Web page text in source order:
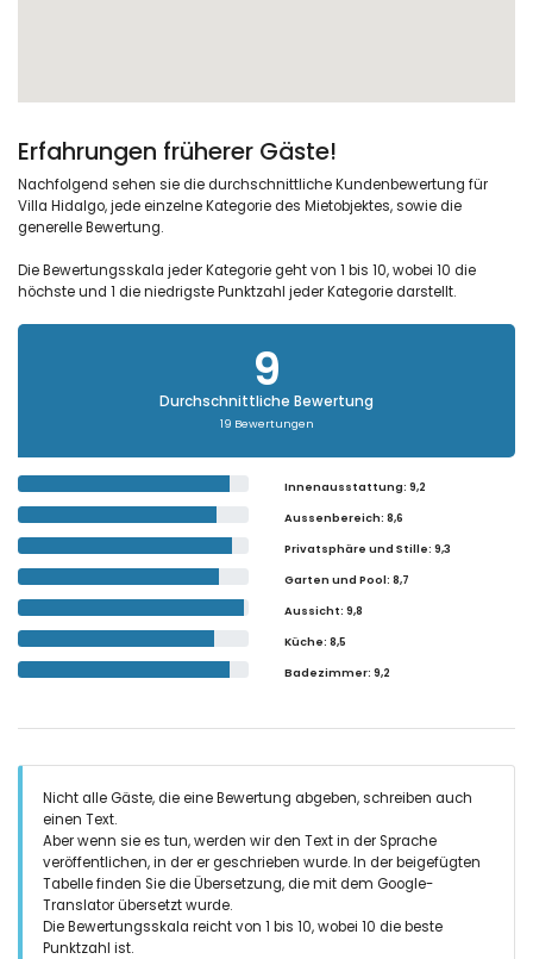
Erfahrungen früherer Gäste!
Nachfolgend sehen sie die durchschnittliche Kundenbewertung für
Villa Hidalgo, jede einzelne Kategorie des Mietobjektes, sowie die
generelle Bewertung.
Die Bewertungsskala jeder Kategorie geht von 1 bis 10, wobei 10 die
höchste und 1 die niedrigste Punktzahl jeder Kategorie darstellt.
9
Durchschnittliche Bewertung
19 Bewertungen
Innenausstattung: 9,2
Aussenbereich: 8,6
Privatsphäre und Stille: 9,3
Garten und Pool: 8,7
Aussicht: 9,8
Küche: 8,5
Badezimmer: 9,2
Nicht alle Gäste, die eine Bewertung abgeben, schreiben auch
einen Text.
Aber wenn sie es tun, werden wir den Text in der Sprache
veröffentlichen, in der er geschrieben wurde. In der beigefügten
Tabelle finden Sie die Übersetzung, die mit dem Google-
Translator übersetzt wurde.
Die Bewertungsskala reicht von 1 bis 10, wobei 10 die beste
Punktzahl ist.